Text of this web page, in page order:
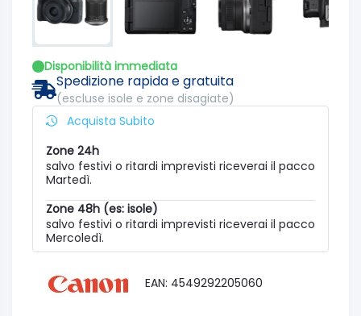
Disponibilità immediata
Spedizione rapida e gratuita
(escluse isole e zone disagiate)
Acquista Subito
Zone 24h
salvo festivi o ritardi imprevisti riceverai il pacco
Martedì.
Zone 48h (es: isole)
salvo festivi o ritardi imprevisti riceverai il pacco
Mercoledì.
EAN: 4549292205060